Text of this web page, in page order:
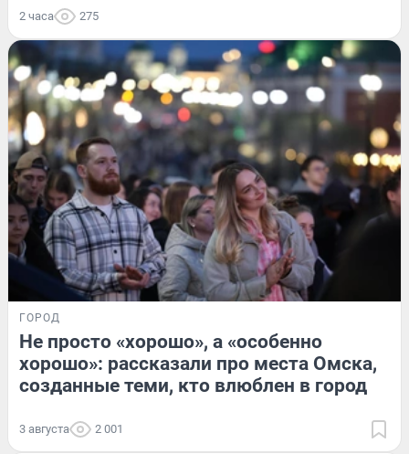
2 часа 275
ГОРОД
Не просто «хорошо», а «особенно
хорошо»: рассказали про места Омска,
созданные теми, кто влюблен в город
3 августа 2 001